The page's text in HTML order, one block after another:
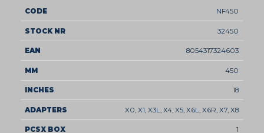
NF450
32450
8054317324603
450
18
X0, X1, X3L, X4, X5, X6L, X6R, X7, X8
1